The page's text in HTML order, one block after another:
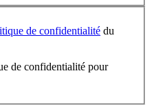
de confidentialité du
de confidentialité pour